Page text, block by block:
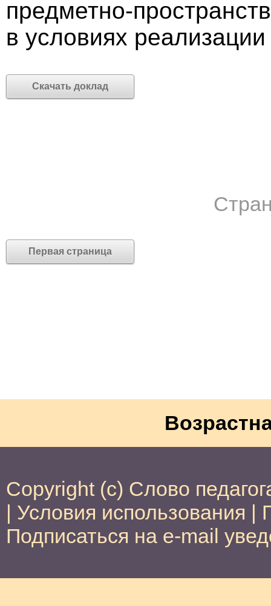
предметно-
в условиях
Скачать доклад
Первая страница
Copyright (c) Слово
| Условия использования |
Подписаться на e-mail